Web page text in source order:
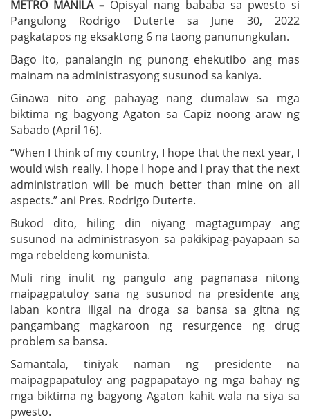
METRO MANILA – Opisyal nang bababa sa pwesto si
Pangulong Rodrigo Duterte sa June 30, 2022
pagkatapos ng eksaktong 6 na taong panunungkulan.
Bago ito, panalangin ng punong ehekutibo ang mas
mainam na administrasyong susunod sa kaniya.
Ginawa nito ang pahayag nang dumalaw sa mga
biktima ng bagyong Agaton sa Capiz noong araw ng
Sabado (April 16).
“When I think of my country, I hope that the next year, I
would wish really. I hope I hope and I pray that the next
administration will be much better than mine on all
aspects.” ani Pres. Rodrigo Duterte.
Bukod dito, hiling din niyang magtagumpay ang
susunod na administrasyon sa pakikipag-payapaan sa
mga rebeldeng komunista.
Muli ring inulit ng pangulo ang pagnanasa nitong
maipagpatuloy sana ng susunod na presidente ang
laban kontra iligal na droga sa bansa sa gitna ng
pangambang magkaroon ng resurgence ng drug
problem sa bansa.
Samantala, tiniyak naman ng presidente na
maipagpapatuloy ang pagpapatayo ng mga bahay ng
mga biktima ng bagyong Agaton kahit wala na siya sa
pwesto.